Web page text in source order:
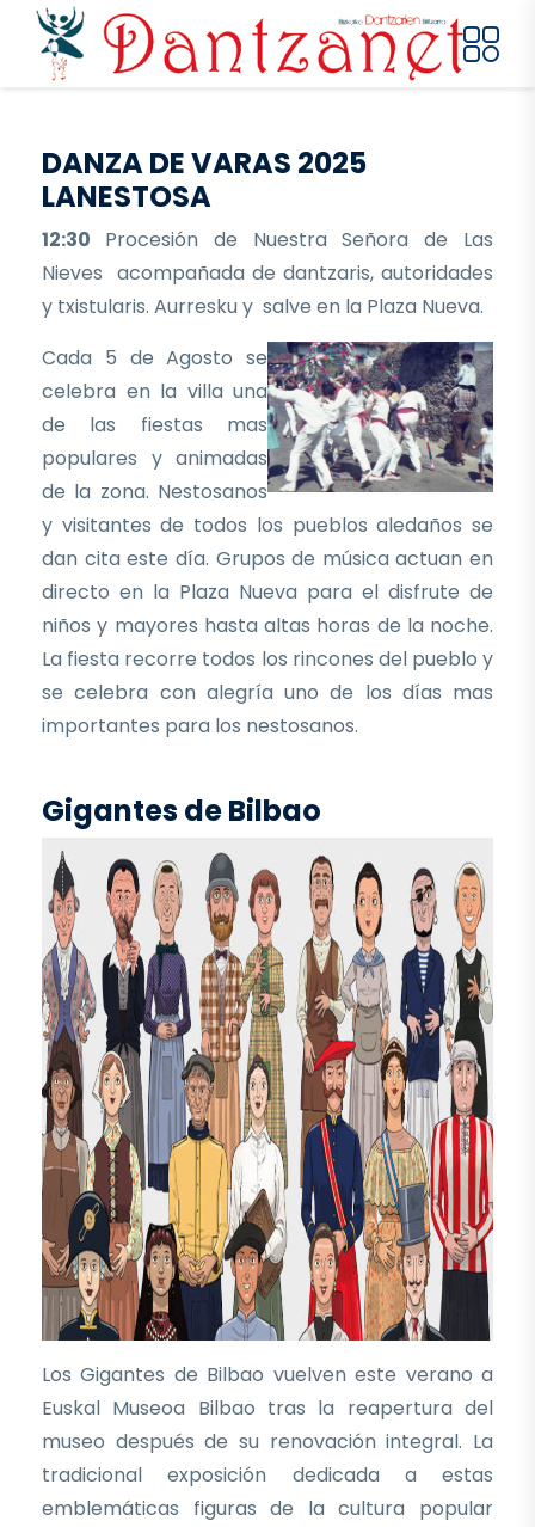
Pasar al contenido principal
DANZA DE VARAS 2025
LANESTOSA
12:30 Procesión de Nuestra Señora de Las
Nieves acompañada de dantzaris, autoridades
y txistularis. Aurresku y salve en la Plaza Nueva.
Cada 5 de Agosto se
celebra en la villa una
de las fiestas mas
populares y animadas
de la zona. Nestosanos
y visitantes de todos los pueblos aledaños se
dan cita este día. Grupos de música actuan en
directo en la Plaza Nueva para el disfrute de
niños y mayores hasta altas horas de la noche.
La fiesta recorre todos los rincones del pueblo y
se celebra con alegría uno de los días mas
importantes para los nestosanos.
Gigantes de Bilbao
Los Gigantes de Bilbao vuelven este verano a
Euskal Museoa Bilbao tras la reapertura del
museo después de su renovación integral. La
tradicional exposición dedicada a estas
emblemáticas figuras de la cultura popular